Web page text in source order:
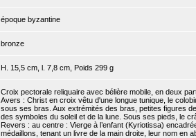
époque byzantine
bronze
H. 15,5 cm, l. 7,8 cm, Poids 299 g
Croix pectorale reliquaire avec bélière mobile, en deux
Avers : Christ en croix vêtu d'une longue tunique, le
sous ses bras. Aux extrémités des bras, petites figures
des symboles du soleil et de la lune. Sous ses pieds, le
Revers : au centre : Vierge à l’enfant (Kyriotissa)
médaillons, tenant un livre de la main droite, leur nom en